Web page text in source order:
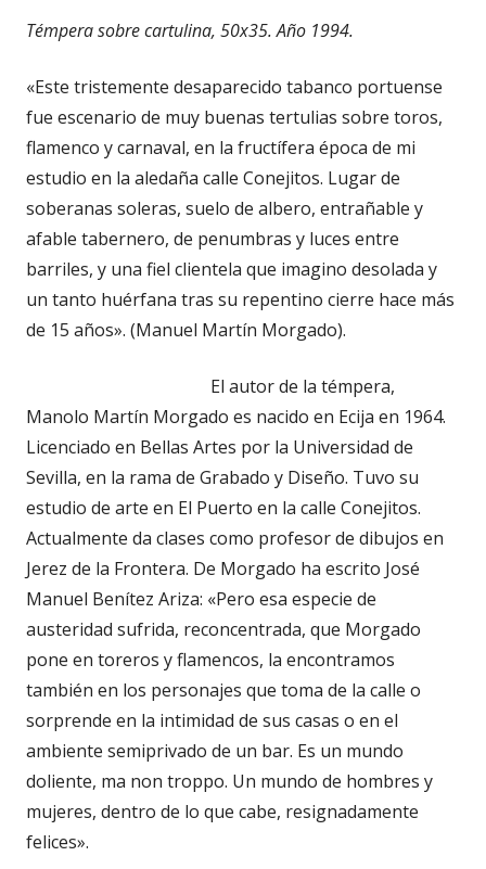
Témpera sobre cartulina, 50x35. Año 1994.
«Este tristemente desaparecido tabanco portuense
fue escenario de muy buenas tertulias sobre toros,
flamenco y carnaval, en la fructífera época de mi
estudio en la aledaña calle Conejitos. Lugar de
soberanas soleras, suelo de albero, entrañable y
afable tabernero, de penumbras y luces entre
barriles, y una fiel clientela que imagino desolada y
un tanto huérfana tras su repentino cierre hace más
de 15 años». (Manuel Martín Morgado).
El autor de la témpera,
Manolo Martín Morgado es nacido en Ecija en 1964.
Licenciado en Bellas Artes por la Universidad de
Sevilla, en la rama de Grabado y Diseño. Tuvo su
estudio de arte en El Puerto en la calle Conejitos.
Actualmente da clases como profesor de dibujos en
Jerez de la Frontera. De Morgado ha escrito José
Manuel Benítez Ariza: «Pero esa especie de
austeridad sufrida, reconcentrada, que Morgado
pone en toreros y flamencos, la encontramos
también en los personajes que toma de la calle o
sorprende en la intimidad de sus casas o en el
ambiente semiprivado de un bar. Es un mundo
doliente, ma non troppo. Un mundo de hombres y
mujeres, dentro de lo que cabe, resignadamente
felices».